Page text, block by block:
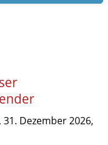
31. Dezember 2026,